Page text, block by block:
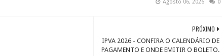
Agosto 06, 2026 0
PRÓXIMO
IPVA 2026 - CONFIRA O CALENDÁRIO DE
PAGAMENTO E ONDE EMITIR O BOLETO.